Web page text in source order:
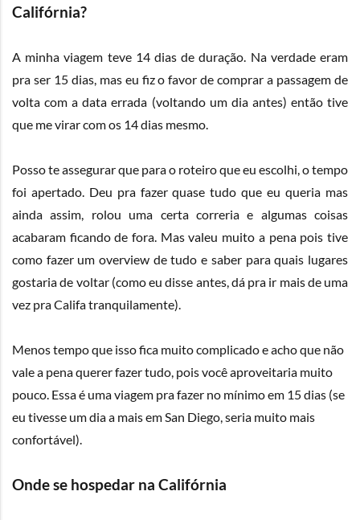
Califórnia?
A minha viagem teve 14 dias de duração. Na verdade eram
pra ser 15 dias, mas eu fiz o favor de comprar a passagem de
volta com a data errada (voltando um dia antes) então tive
que me virar com os 14 dias mesmo.
Posso te assegurar que para o roteiro que eu escolhi, o tempo
foi apertado. Deu pra fazer quase tudo que eu queria mas
ainda assim, rolou uma certa correria e algumas coisas
acabaram ficando de fora. Mas valeu muito a pena pois tive
como fazer um overview de tudo e saber para quais lugares
gostaria de voltar (como eu disse antes, dá pra ir mais de uma
vez pra Califa tranquilamente).
Menos tempo que isso fica muito complicado e acho que não
vale a pena querer fazer tudo, pois você aproveitaria muito
pouco. Essa é uma viagem pra fazer no mínimo em 15 dias (se
eu tivesse um dia a mais em San Diego, seria muito mais
confortável).
Onde se hospedar na Califórnia